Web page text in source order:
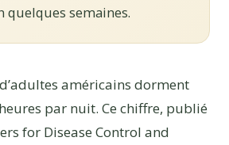
quelques semaines.
américains dorment
par nuit. Ce chiffre, publié
for Disease Control and